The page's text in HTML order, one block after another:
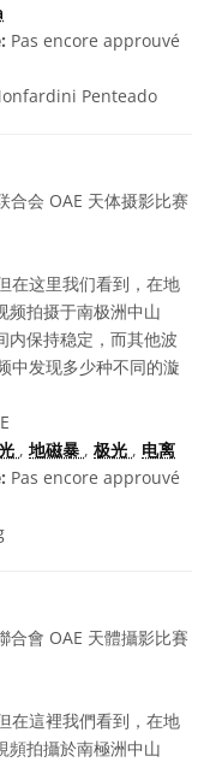
Pas encore approuvé
Penteado
合会 OAE 天体摄影比赛
在这里我们看到，在地
频拍摄于南极洲中山
内保持稳定，而其他波
中发现多少种不同的漩
, 地磁暴 , 极光 , 电离
Pas encore approuvé
合會 OAE 天體攝影比賽
在這裡我們看到，在地
頻拍攝於南極洲中山